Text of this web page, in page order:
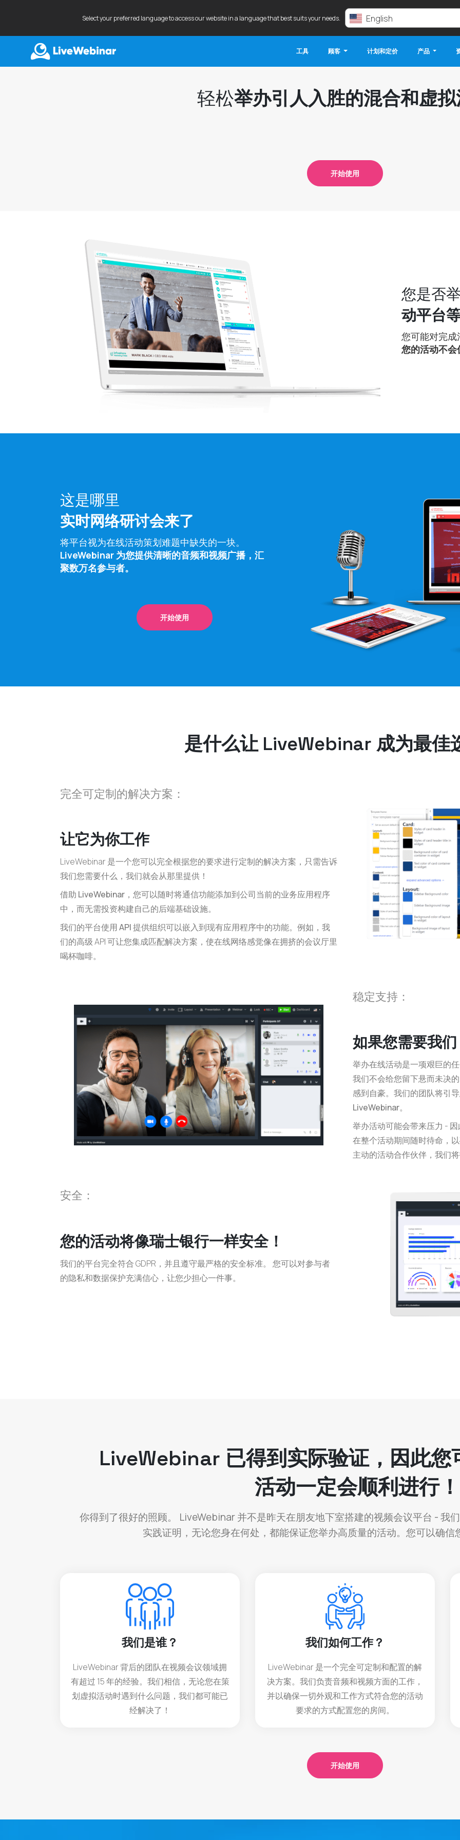
Select your preferred language to access our website in a language that best suits your needs. English
工具 顾客 计划和定价 产品
轻松举办引人入胜的混合和虚
开始使用
您是否
动平台
您可能对完
您的活动不
这是哪里
实时网络研讨会来了
将平台视为在线活动策划难题中缺失的一块。
LiveWebinar 为您提供清晰的音频和视频广播，汇
聚数万名参与者。
开始使用
是什么让 LiveWebinar 成为最佳
完全可定制的解决方案：
让它为你工作
LiveWebinar 是一个您可以完全根据您的要求进行定制的解决方案，只需告诉
我们您需要什么，我们就会从那里提供！
借助 LiveWebinar，您可以随时将通信功能添加到公司当前的业务应用程序
中 ，而无需投资构建自己的后端基础设施。
我们的平台使用 API 提供组织可以嵌入到现有应用程序中的功能。 例如，我
们的高级 API 可让您集成匹配解决方案，使在线网络感觉像在拥挤的会议厅里
喝杯咖啡。
稳定支持：
如果您需要我
举办在线活动是一项艰巨的
我们不会给您留下悬而未决
感到自豪。我们的团队将引
LiveWebinar。
举办活动可能会带来压力 - 因
在整个活动期间随时待命，
主动的活动合作伙伴，我们
安全：
您的活动将像瑞士银行一样安全！
我们的平台完全符合 GDPR，并且遵守最严格的安全标准。 您可以对参与者
的隐私和数据保护充满信心 ，让您少担心一件事。
LiveWebinar 已得到实际验证，因此您
活动一定会顺利进行！
你得到了很好的照顾。 LiveWebinar 并不是昨天在朋友地下室搭建的视频会议平台 - 我
实践证明，无论您身在何处，都能保证您举办高质量的活动。您可以确
我们是谁？
LiveWebinar 背后的团队在视频会议领域拥
有超过 15 年的经验。我们相信，无论您在策
划虚拟活动时遇到什么问题，我们都可能已
经解决了！
我们如何工作？
LiveWebinar 是一个完全可定制和配置的解
决方案。我们负责音频和视频方面的工作，
并以确保一切外观和工作方式符合您的活动
要求的方式配置您的房间。
开始使用